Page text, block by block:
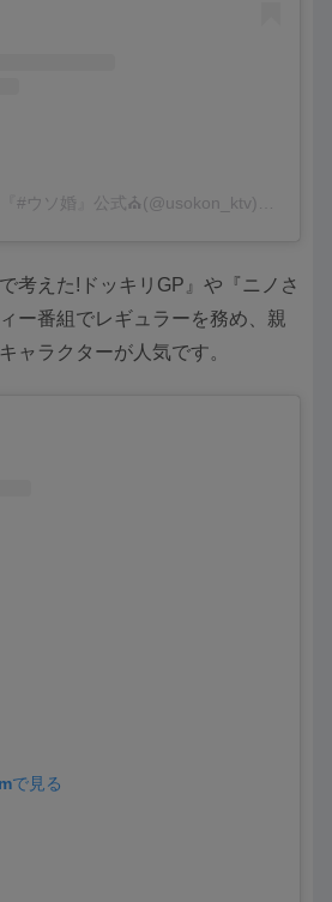
毎週（火）よる11時『#ウソ婚』公式⛪(@usokon_ktv)がシェアした投稿
考えた!ドッキリGP』や『ニノさ
ー番組でレギュラーを務め、親
ャラクターが人気です。
で見る